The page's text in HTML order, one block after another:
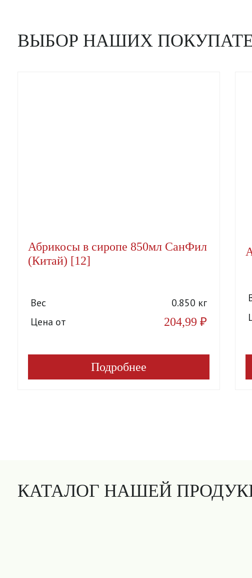
ВЫБОР НАШИХ
Абрикосы в сиропе 850мл СанФил
(Китай) [12]
Вес
0.850 кг
Цена от
204,99 ₽
Подробнее
КАТАЛОГ НАШЕЙ